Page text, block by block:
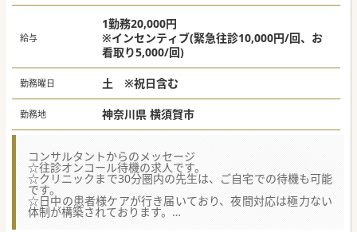
給与
1勤務20,000円
※インセンティブ(緊急往診10,000円/回、お
看取り5,000/回)
勤務曜日 土 ※祝日含む
勤務地 神奈川県 横須賀市
コンサルタントからのメッセージ
☆往診オンコール待機の求人です。
☆クリニックまで30分圏内の先生は、ご自宅での待機も可能
です。
☆日中の患者様ケアが行き届いており、夜間対応は極力ない
体制が構築されております。
☆1stコールは医師ですが、日中の患者様ケアが行き届いて